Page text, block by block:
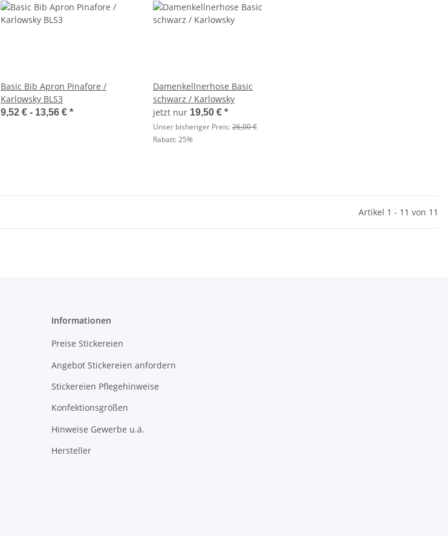
Basic Bib Apron Pinafore /
Karlowsky BLS3
9,52 € - 13,56 € *
Damenkellnerhose Basic
schwarz / Karlowsky
jetzt nur 19,50 € *
Unser bisheriger Preis:26,00 €
Rabatt:25%
Artikel 1 - 11 von 11
Informationen
Preise Stickereien
Angebot Stickereien anfordern
Stickereien Pflegehinweise
Konfektionsgrößen
Hinweise Gewerbe u.ä.
Hersteller